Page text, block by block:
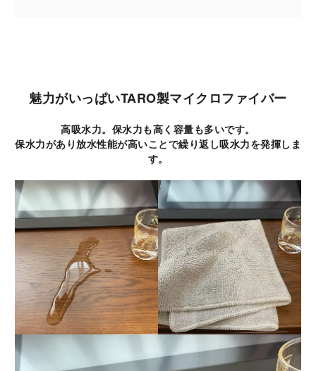
魅力がいっぱいTARO製マイクロファイバー
高吸水力。保水力も高く容量も多いです。
保水力があり放水性能が高いことで繰り返し吸水力を発揮しま
す。